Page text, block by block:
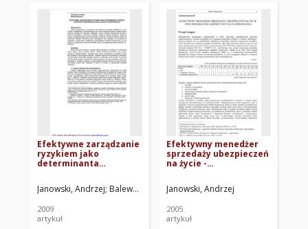
Efektywne zarządzanie
ryzykiem jako
determinanta
prowadzenia
działalności
Janowski, Andrzej Balewski, Błażej
2009
artykuł
Efektywny menedżer
sprzedaży ubezpieczeń
na życie -
aspekty sytuacji
kierowania
Janowski, Andrzej
2005
artykuł